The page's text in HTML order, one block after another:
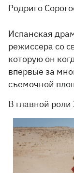
Родриго
Испанская
режиссера со
которую он
впервые за
съемочной
В главной